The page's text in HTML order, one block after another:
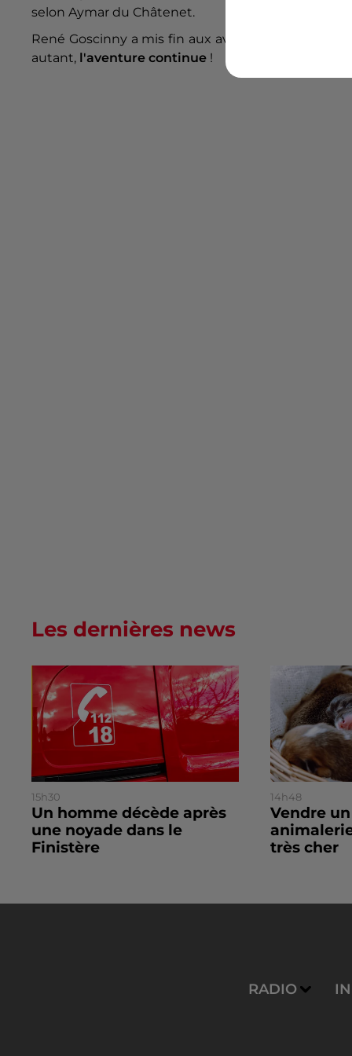
selon Aymar du Châtenet.
René Goscinny a mis fin aux aventures du Petit
autant, l'aventure continue !
Les dernières news
15h30
Un homme décède après
une noyade dans le
Finistère
14h48
Vendre
très cher
RADIO